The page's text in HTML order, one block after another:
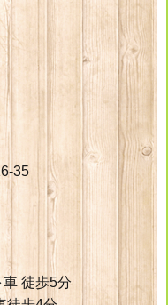
35
徒歩5分